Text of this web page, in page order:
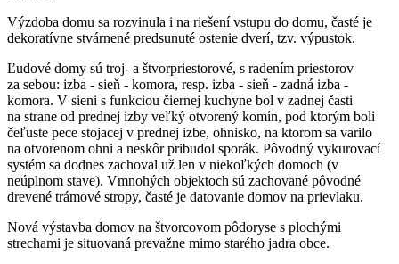
Výzdoba domu sa rozvinula i na riešení vstupu do domu, časté je
dekoratívne stvárnené predsunuté ostenie dverí, tzv. výpustok.
Ľudové domy sú troj- a štvorpriestorové, s radením priestorov
za sebou: izba - sieň - komora, resp. izba - sieň - zadná izba -
komora. V sieni s funkciou čiernej kuchyne bol v zadnej časti
na strane od prednej izby veľký otvorený komín, pod ktorým boli
čeľuste pece stojacej v prednej izbe, ohnisko, na ktorom sa varilo
na otvorenom ohni a neskôr pribudol sporák. Pôvodný vykurovací
systém sa dodnes zachoval už len v niekoľkých domoch (v
neúplnom stave). Vmnohých objektoch sú zachované pôvodné
drevené trámové stropy, časté je datovanie domov na prievlaku.
Nová výstavba domov na štvorcovom pôdoryse s plochými
strechami je situovaná prevažne mimo starého jadra obce.